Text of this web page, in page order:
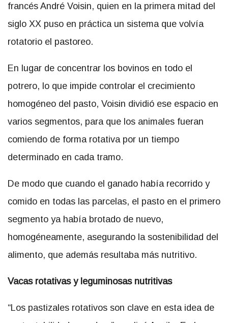
francés André Voisin, quien en la primera mitad del
siglo XX puso en práctica un sistema que volvía
rotatorio el pastoreo.
En lugar de concentrar los bovinos en todo el
potrero, lo que impide controlar el crecimiento
homogéneo del pasto, Voisin dividió ese espacio en
varios segmentos, para que los animales fueran
comiendo de forma rotativa por un tiempo
determinado en cada tramo.
De modo que cuando el ganado había recorrido y
comido en todas las parcelas, el pasto en el primero
segmento ya había brotado de nuevo,
homogéneamente, asegurando la sostenibilidad del
alimento, que además resultaba más nutritivo.
Vacas rotativas y leguminosas nutritivas
“Los pastizales rotativos son clave en esta idea de